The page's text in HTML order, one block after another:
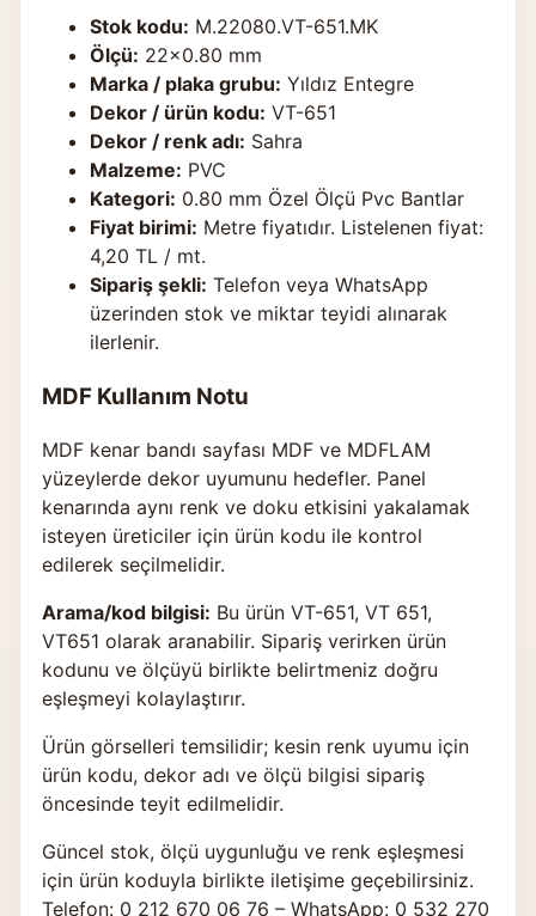
Stok kodu: M.22080.VT-651.MK
Ölçü: 22×0.80 mm
Marka / plaka grubu: Yıldız Entegre
Dekor / ürün kodu: VT-651
Dekor / renk adı: Sahra
Malzeme: PVC
Kategori: 0.80 mm Özel Ölçü Pvc Bantlar
Fiyat birimi: Metre fiyatıdır. Listelenen fiyat:
4,20 TL / mt.
Sipariş şekli: Telefon veya WhatsApp
üzerinden stok ve miktar teyidi alınarak
ilerlenir.
MDF Kullanım Notu
MDF kenar bandı sayfası MDF ve MDFLAM
yüzeylerde dekor uyumunu hedefler. Panel
kenarında aynı renk ve doku etkisini yakalamak
isteyen üreticiler için ürün kodu ile kontrol
edilerek seçilmelidir.
Arama/kod bilgisi: Bu ürün VT-651, VT 651,
VT651 olarak aranabilir. Sipariş verirken ürün
kodunu ve ölçüyü birlikte belirtmeniz doğru
eşleşmeyi kolaylaştırır.
Ürün görselleri temsilidir; kesin renk uyumu için
ürün kodu, dekor adı ve ölçü bilgisi sipariş
öncesinde teyit edilmelidir.
Güncel stok, ölçü uygunluğu ve renk eşleşmesi
için ürün koduyla birlikte iletişime geçebilirsiniz.
Telefon: 0 212 670 06 76 – WhatsApp: 0 532 270